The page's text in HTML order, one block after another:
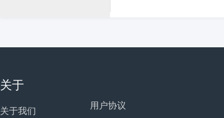
关于
关于我们
用户协议